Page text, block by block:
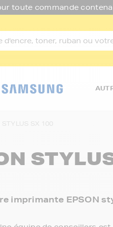
toute commande
STYLUS SX 100
imprimante EPSON